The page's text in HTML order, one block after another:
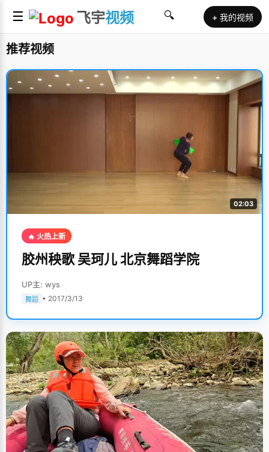
☰ 飞宇视频 🔍 + 我的视频
推荐视频
02:03
🔥 火热上新
胶州秧歌 吴珂儿 北京舞蹈学院
UP主: wys
舞蹈 • 2017/3/13